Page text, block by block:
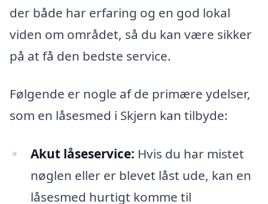
der både har erfaring og en god lokal
viden om området, så du kan være sikker
på at få den bedste service.
Følgende er nogle af de primære ydelser,
som en låsesmed i Skjern kan tilbyde:
Akut låseservice: Hvis du har mistet
nøglen eller er blevet låst ude, kan en
låsesmed hurtigt komme til